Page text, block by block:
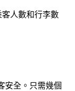
人數和行李數
安全。只需幾個